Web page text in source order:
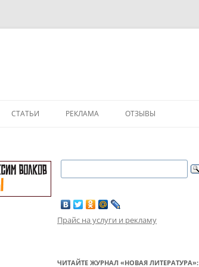
СТАТЬИ РЕКЛАМА ОТЗЫВЫ
Прайс на услуги и рекламу
ЧИТАЙТЕ ЖУРНАЛ «НОВАЯ ЛИТЕРАТУРА»: